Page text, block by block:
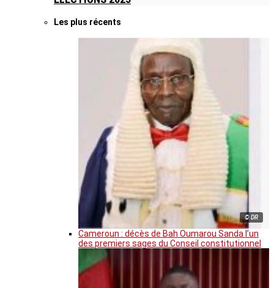
Les plus récents
© DR
Cameroun : décès de Bah Oumarou Sanda l’un
des premiers sages du Conseil constitutionnel